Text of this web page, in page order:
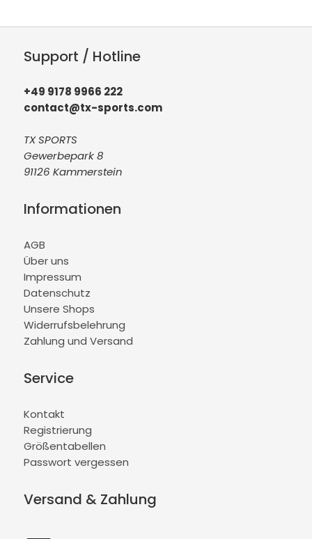
Support / Hotline
+49 9178 9966 222
contact@tx-sports.com
TX SPORTS
Gewerbepark 8
91126 Kammerstein
Informationen
AGB
Über uns
Impressum
Datenschutz
Unsere Shops
Widerrufsbelehrung
Zahlung und Versand
Service
Kontakt
Registrierung
Größentabellen
Passwort vergessen
Versand & Zahlung